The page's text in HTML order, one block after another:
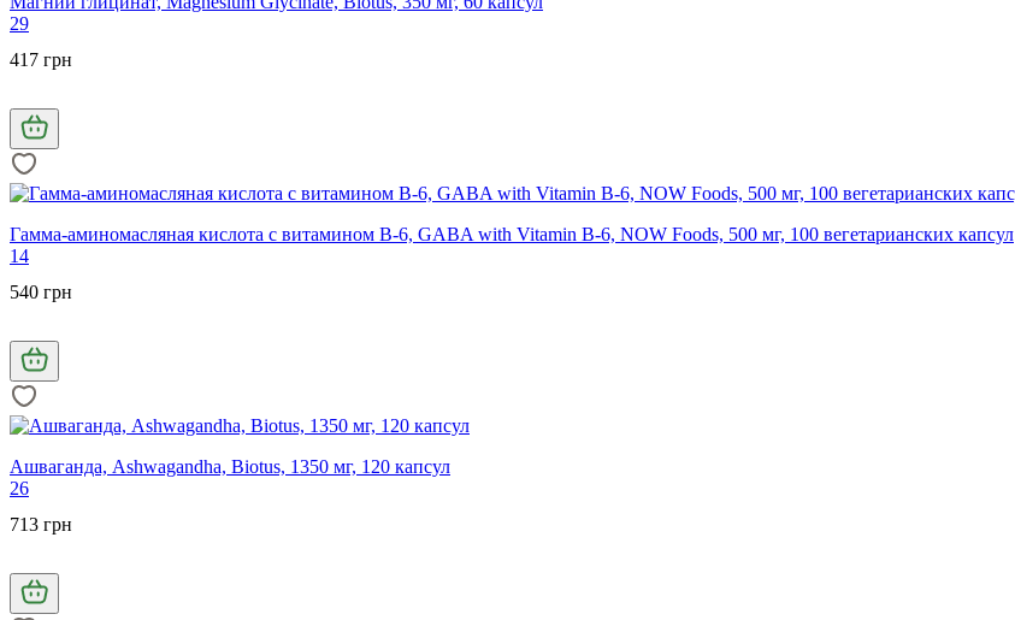
29
417 грн
Гамма-аминомасляная кислота с витамином В-6, GABA with Vitamin B-6, NOW Foods, 500 мг, 100 вегетарианских капсул
14
540 грн
Ашваганда, Ashwagandha, Biotus, 1350 мг, 120 капсул
26
713 грн